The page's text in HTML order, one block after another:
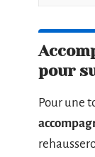
pour
Pour une